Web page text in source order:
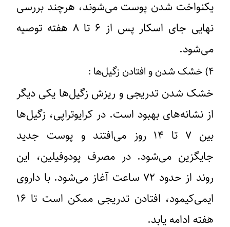
یکنواخت شدن پوست می‌شوند، هرچند بررسی
نهایی جای اسکار پس از ۶ تا ۸ هفته توصیه
می‌شود.
۴) خشک شدن و افتادن زگیل‌ها :
خشک شدن تدریجی و ریزش زگیل‌ها یکی دیگر
از نشانه‌های بهبود است. در کرایوتراپی، زگیل‌ها
بین ۷ تا ۱۴ روز می‌افتند و پوست جدید
جایگزین می‌شود. در مصرف پودوفیلین، این
روند از حدود ۷۲ ساعت آغاز می‌شود. با داروی
ایمی‌کیمود، افتادن تدریجی ممکن است تا ۱۶
هفته ادامه یابد.